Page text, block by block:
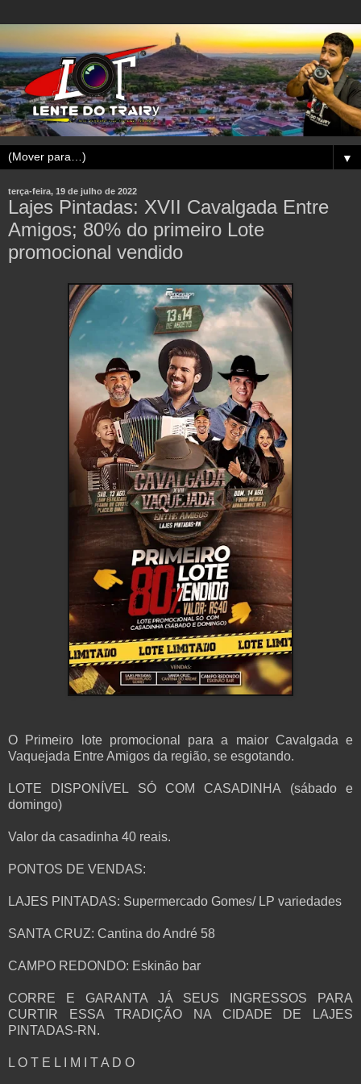
▼
terça-feira, 19 de julho de 2022
Lajes Pintadas: XVII Cavalgada Entre
Amigos; 80% do primeiro Lote
promocional vendido
O Primeiro lote promocional para a maior Cavalgada e
Vaquejada Entre Amigos da região, se esgotando.
LOTE DISPONÍVEL SÓ COM CASADINHA (sábado e
domingo)
Valor da casadinha 40 reais.
PONTOS DE VENDAS:
LAJES PINTADAS: Supermercado Gomes/ LP variedades
SANTA CRUZ: Cantina do André 58
CAMPO REDONDO: Eskinão bar
CORRE E GARANTA JÁ SEUS INGRESSOS PARA
CURTIR ESSA TRADIÇÃO NA CIDADE DE LAJES
PINTADAS-RN.
L O T E L I M I T A D O